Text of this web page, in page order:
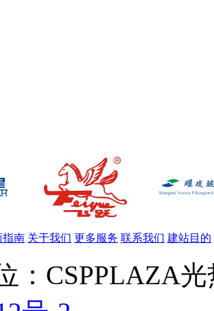
指南 关于我们 更多服务 联系我们 建站目的
：CSPPLAZA